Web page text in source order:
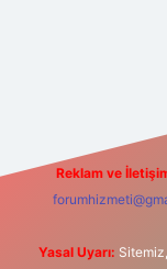
Reklam ve
Yasal Uyarı: